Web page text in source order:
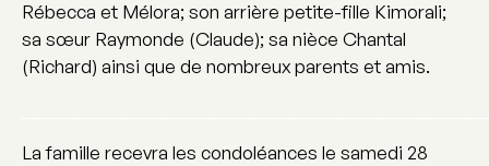
Rébecca et Mélora; son arrière petite-fille Kimorali;
sa sœur Raymonde (Claude); sa nièce Chantal
(Richard) ainsi que de nombreux parents et amis.
La famille recevra les condoléances le samedi 28